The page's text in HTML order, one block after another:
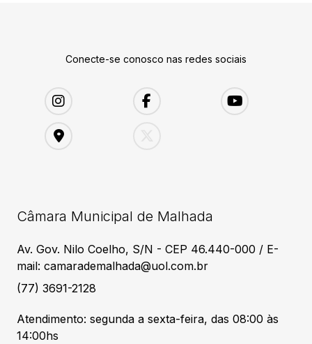
Conecte-se conosco nas redes sociais
Câmara Municipal de Malhada
Av. Gov. Nilo Coelho, S/N - CEP 46.440-000 / E-
mail: camarademalhada@uol.com.br
(77) 3691-2128
Atendimento: segunda a sexta-feira, das 08:00 às
14:00hs